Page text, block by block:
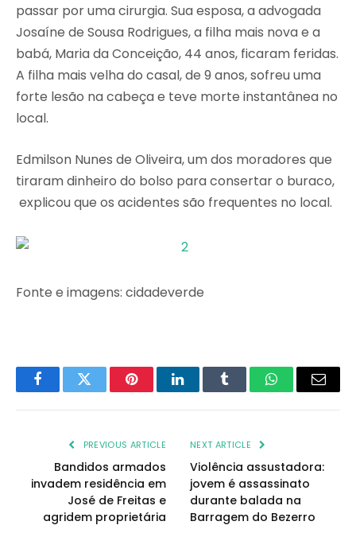
passar por uma cirurgia. Sua esposa, a advogada
Josaíne de Sousa Rodrigues, a filha mais nova e a
babá, Maria da Conceição, 44 anos, ficaram feridas.
A filha mais velha do casal, de 9 anos, sofreu uma
forte lesão na cabeça e teve morte instantânea no
local.
Edmilson Nunes de Oliveira, um dos moradores que
tiraram dinheiro do bolso para consertar o buraco,
explicou que os acidentes são frequentes no local.
Fonte e imagens: cidadeverde
FacebookTwitter PinterestLinkedInTumblr WhatsAppEmail
PREVIOUS ARTICLE
Bandidos armados
invadem residência em
José de Freitas e
agridem proprietária
NEXT ARTICLE
Violência assustadora:
jovem é assassinato
durante balada na
Barragem do Bezerro